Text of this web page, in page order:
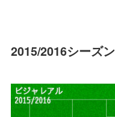
2015/2016シーズン